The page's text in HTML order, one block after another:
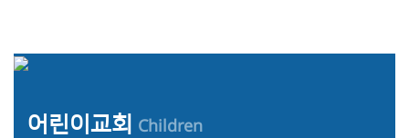
어린이교회 Children